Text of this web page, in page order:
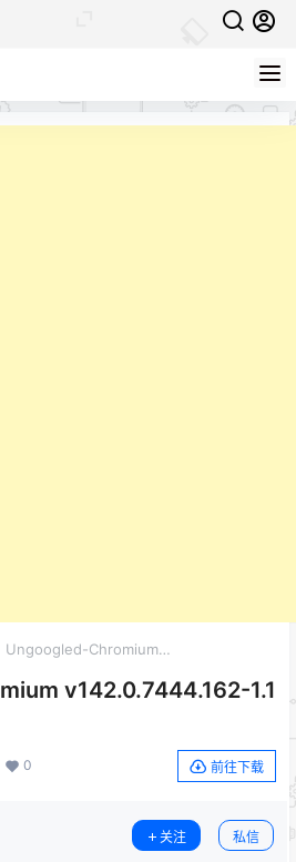
Ungoogled-Chromium
v142.0.7444.162-1.1
0 前往下载
关注 私信